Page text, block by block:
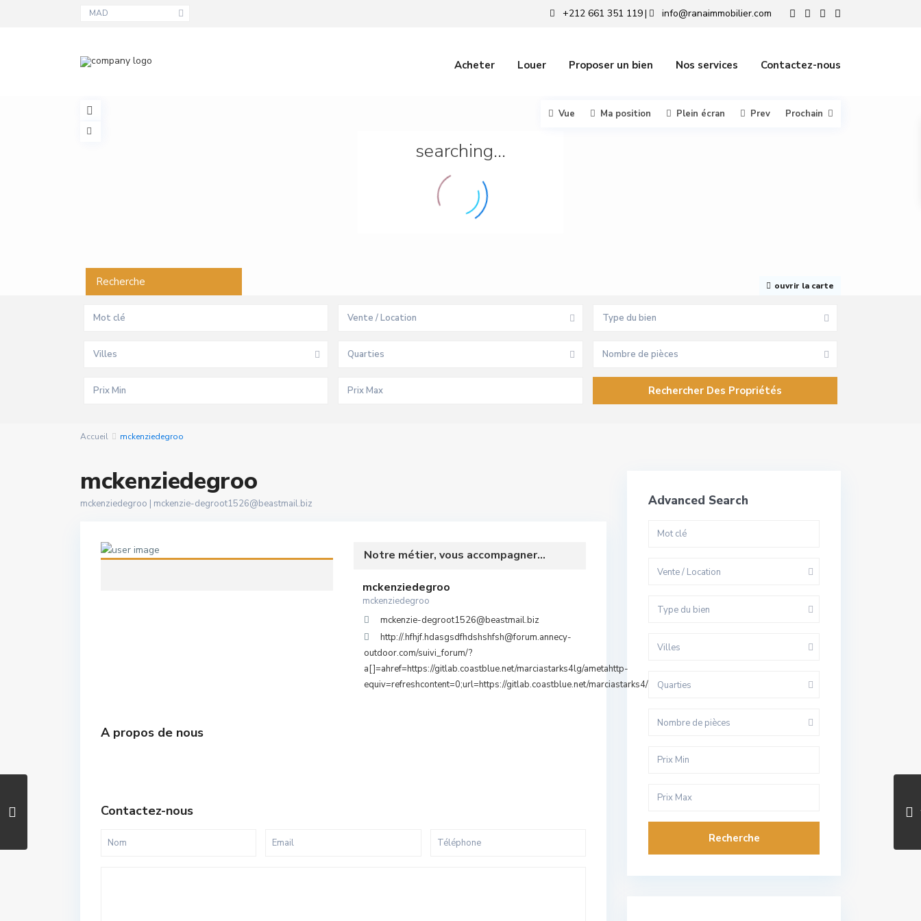
MAD +212 661 351 119| info@ranaimmobilier.com
Acheter Louer Proposer un bien Nos services Contactez-nous
searching...
ouvrir la carte
Vue Ma position Plein écran Prev Prochain
Recherche
Vente / Location Type du bien
Villes Quarties Nombre de pièces
Accueil mckenziedegroo
mckenziedegroo
mckenziedegroo | mckenzie-degroot1526@beastmail.biz
Notre métier, vous accompagner...
mckenziedegroo
mckenziedegroo
mckenzie-degroot1526@beastmail.biz
http://.hfhjf.hdasgsdfhdshshfsh@forum.annecy-
outdoor.com/suivi_forum/?
a[]=ahref=https://gitlab.coastblue.net/marciastarks4lg/ametahttp-
equiv=refreshcontent=0;url=https://gitlab.coastblue.net/marciastarks4/
A propos de nous
Contactez-nous
Advanced Search
Vente / Location
Type du bien
Villes
Quarties
Nombre de pièces
Recherche